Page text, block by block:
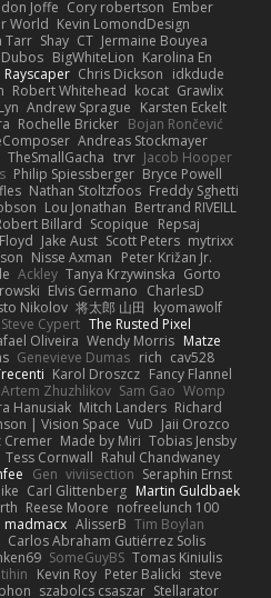
Joffe Cory robertson Ember
World Kevin LomondDesign
Tarr Shay CT Jermaine Bouyea
BigWhiteLion Karolina En
Rayscaper Chris Dickson idkdude
Robert Whitehead kocat Grawlix
Andrew Sprague Karsten Eckelt
Rochelle Bricker Bojan Rončević
Andreas Stockmayer
TheSmallGacha trvr Jacob Hooper
Philip Spiessberger Bryce Powell
Nathan Stoltzfoos Freddy Sghetti
Lou Jonathan Bertrand RIVEILL
Billard Scopique Repsaj
Jake Aust Scott Peters mytrixx
Nisse Axman Peter Križan Jr.
Ackley Tanya Krzywinska Gorto
Elvis Germano CharlesD
Nikolov 将太郎 山田 kyomawolf
Steve Cypert The Rusted Pixel
Oliveira Wendy Morris Matze
Genevieve Dumas rich cav528
Karol Droszcz Fancy Flannel
Artem Zhuzhlikov Sam Gao Womp
Hanusiak Mitch Landers Richard
| Vision Space VuD Jaii Orozco
Cremer Made by Miri Tobias Jensby
Tess Cornwall Rahul Chandwaney
Gen viviisection Seraphin Ernst
Carl Glittenberg Martin Guldbaek
Reese Moore nofreelunch 100
madmacx AlisserB Tim Boylan
Carlos Abraham Gutiérrez Solis
SomeGuyBS Tomas Kiniulis
Kevin Roy Peter Balicki steve
szabolcs csaszar Stellarator